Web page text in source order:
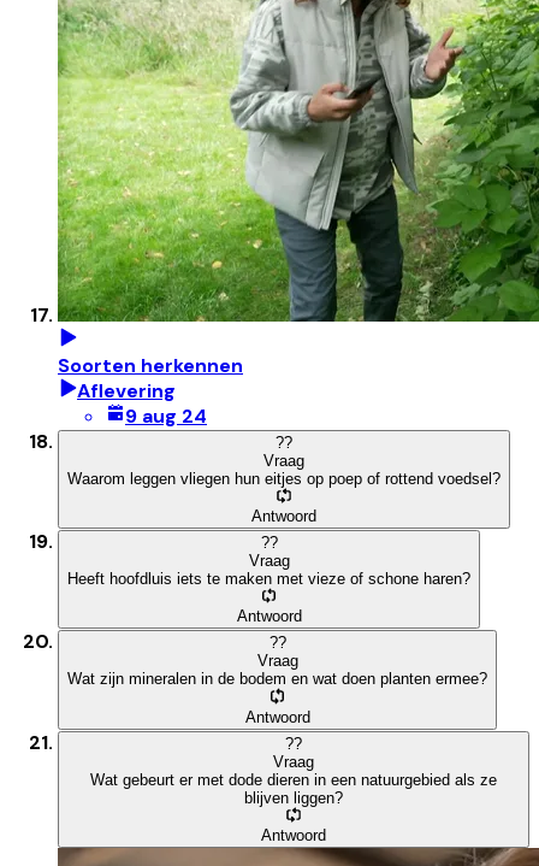
Soorten herkennen
Aflevering
9 aug 24
??
Vraag
Waarom leggen vliegen hun eitjes op poep of rottend voedsel?
Antwoord
??
Vraag
Heeft hoofdluis iets te maken met vieze of schone haren?
Antwoord
??
Vraag
Wat zijn mineralen in de bodem en wat doen planten ermee?
Antwoord
??
Vraag
Wat gebeurt er met dode dieren in een natuurgebied als ze
blijven liggen?
Antwoord